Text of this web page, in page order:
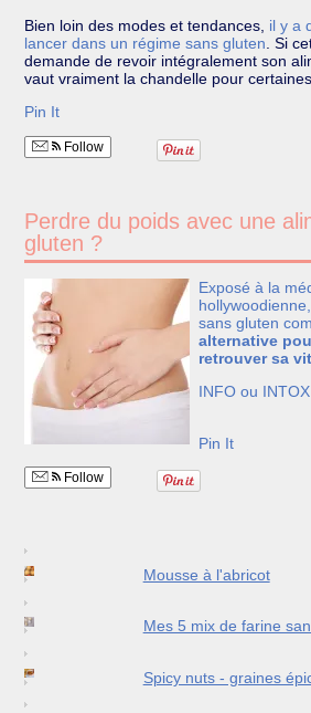
Bien loin des modes et tendances, il y a
lancer dans un régime sans gluten Si
demande de revoir intégralement son
vaut vraiment la chandelle pour
Pin It
Follow
Perdre du poids avec une
gluten ?
Exposé à la
sans gluten
alternative
retrouver sa
INFO ou
Pin It
Follow
Mousse à l'abricot
Mes 5 mix de farine
Spicy nuts - graines